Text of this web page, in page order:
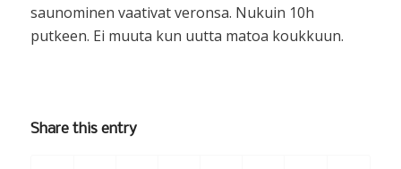
saunominen vaativat veronsa. Nukuin 10h
putkeen. Ei muuta kun uutta matoa koukkuun.
Share this entry